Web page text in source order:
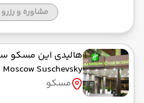
مشاوره و رزرو
هالیدی این
Moscow Suschevsky
مسکو